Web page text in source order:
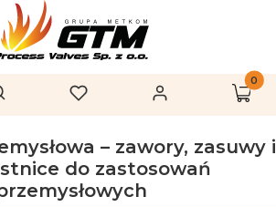
Otwórz wyszukiwarkę
Szukaj Ulubione Zaloguj się
– zawory, zasuwy i
do zastosowań